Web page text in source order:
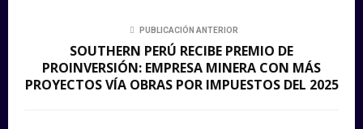
PUBLICACIÓN ANTERIOR
SOUTHERN PERÚ RECIBE PREMIO DE
PROINVERSIÓN: EMPRESA MINERA CON MÁS
PROYECTOS VÍA OBRAS POR IMPUESTOS DEL 2025